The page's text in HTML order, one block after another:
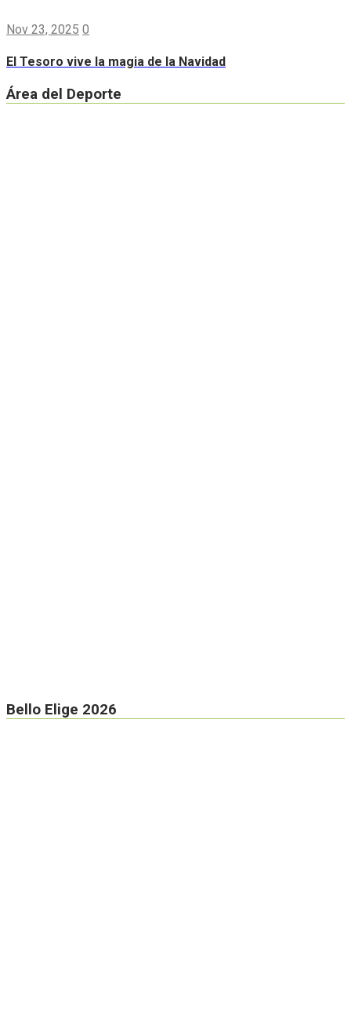
Nov 23, 2025 0
El Tesoro vive la magia de la Navidad
Área del Deporte
Bello Elige 2026